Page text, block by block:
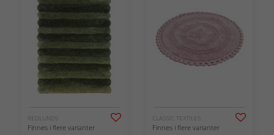
REDLUNDS
Finnes i flere varianter
CLASSIC TEXTILES
Finnes i flere varianter